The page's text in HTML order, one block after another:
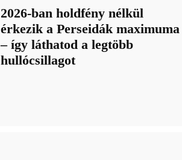
2026-ban holdfény nélkül
érkezik a Perseidák maximuma
– így láthatod a legtöbb
hullócsillagot